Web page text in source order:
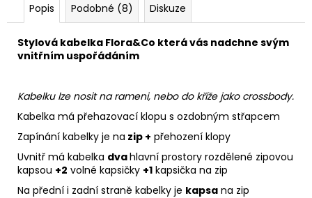
Popis Podobné (8) Diskuze
Stylová kabelka Flora&Co která vás nadchne svým
vnitřním uspořádáním
Kabelku lze nosit na rameni, nebo do kříže jako crossbody.
Kabelka má přehazovací klopu s ozdobným střapcem
Zapínání kabelky je na zip + přehození klopy
Uvnitř má kabelka dvahlavní prostory rozdělené zipovou
kapsou +2 volné kapsičky +1 kapsička na zip
Na přední i zadní straně kabelky je kapsa na zip